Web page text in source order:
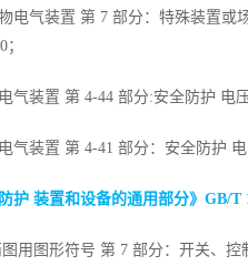
电气装置 第 7 部分：特殊装置或
气装置 第 4-44 部分:安全防护 电
气装置 第 4-41 部分：安全防护 电
护 装置和设备的通用部分》GB/T
用图形符号 第 7 部分：开关、控